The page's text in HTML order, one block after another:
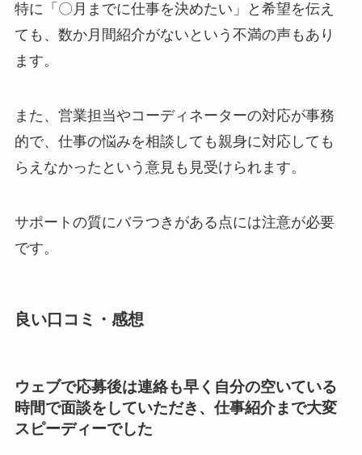
特に「〇月までに仕事を決めたい」と希望を伝え
ても、数か月間紹介がないという不満の声もあり
ます。
また、営業担当やコーディネーターの対応が事務
的で、仕事の悩みを相談しても親身に対応しても
らえなかったという意見も見受けられます。
サポートの質にバラつきがある点には注意が必要
です。
良い口コミ・感想
ウェブで応募後は連絡も早く自分の空いている
時間で面談をしていただき、仕事紹介まで大変
スピーディーでした